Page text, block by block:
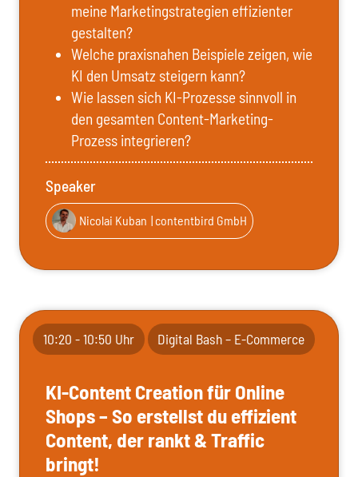
meine Marketingstrategien effizienter
gestalten?
Welche praxisnahen Beispiele zeigen, wie
KI den Umsatz steigern kann?
Wie lassen sich KI-Prozesse sinnvoll in
den gesamten Content-Marketing-
Prozess integrieren?
Speaker
Nicolai Kuban | contentbird GmbH
10:20 - 10:50 Uhr Digital Bash – E-Commerce
KI-Content Creation für Online
Shops – So erstellst du effizient
Content, der rankt & Traffic
bringt!